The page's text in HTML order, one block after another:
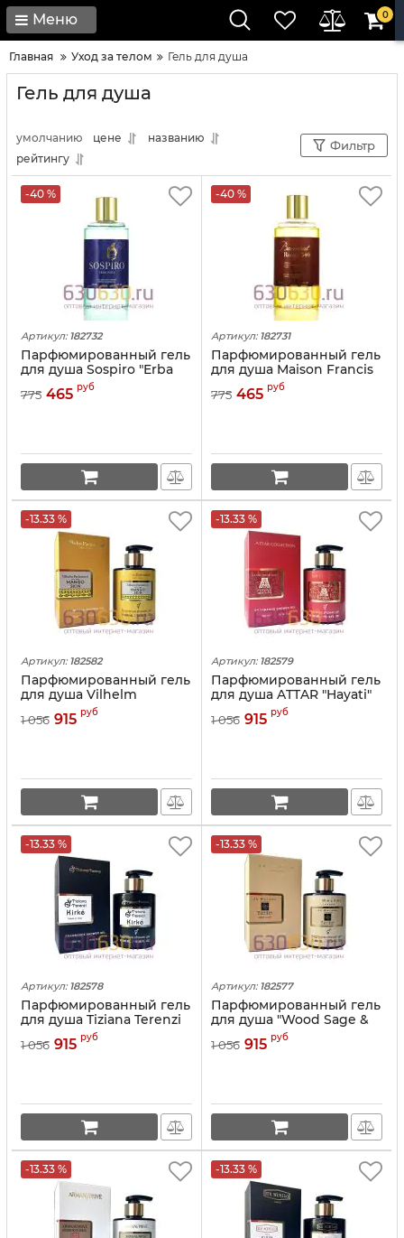
Меню 0
Главная Уход за телом Гель для душа
Гель для душа
умолчанию цене
названию
рейтингу
Фильтр
-40 %
Артикул: 182732
Парфюмированный гель
для душа Sospiro "Erba
Pura" 250ml
775 465 руб
-40 %
Артикул: 182731
Парфюмированный гель
для душа Maison Francis
Kurkdjian "Baccarat
Rouge 540" 250ml
775 465 руб
-13.33 %
Артикул: 182582
Парфюмированный гель
для душа Vilhelm
Parfumerie "Mango Skin"
300ml
1 056 915 руб
-13.33 %
Артикул: 182579
Парфюмированный гель
для душа ATTAR "Hayati"
1 056 915 руб
-13.33 %
Артикул: 182578
Парфюмированный гель
для душа Tiziana Terenzi
"Kirke" 300ml
1 056 915 руб
-13.33 %
Артикул: 182577
Парфюмированный гель
для душа "Wood Sage &
Sea Salt" 300ml
1 056 915 руб
-13.33 % -13.33 %